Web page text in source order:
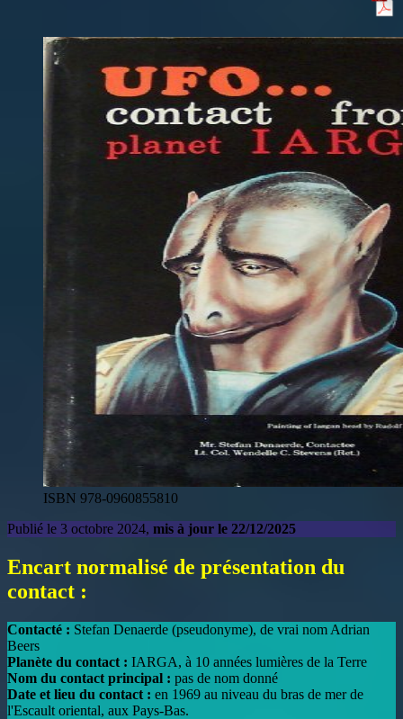
ISBN 978-0960855810
Publié le 3 octobre 2024, mis à jour le 22/12/2025
Encart normalisé de présentation du
contact :
Contacté : Stefan Denaerde (pseudonyme), de vrai nom Adrian
Beers
Planète du contact : IARGA, à 10 années lumières de la Terre
Nom du contact principal : pas de nom donné
Date et lieu du contact : en 1969 au niveau du bras de mer de
l'Escault oriental, aux Pays-Bas.